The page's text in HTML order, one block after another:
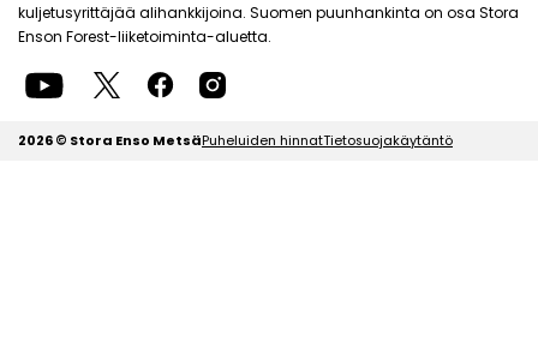
kuljetusyrittäjää alihankkijoina. Suomen puunhankinta on osa Stora
Enson Forest-liiketoiminta-aluetta.
2026 © Stora Enso MetsäPuheluiden hinnatTietosuojakäytäntö